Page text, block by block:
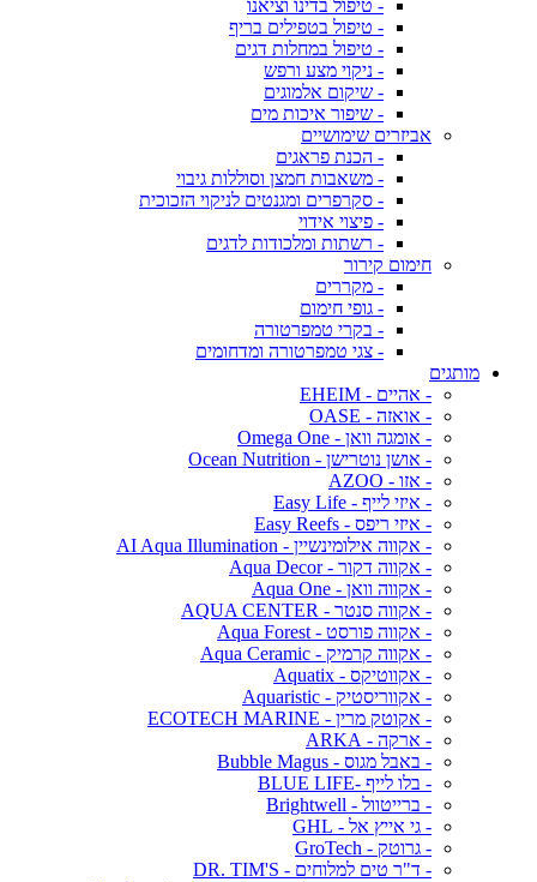
- טיפול בדינו וציאנו
- טיפול בטפילים בריף
- טיפול במחלות דגים
- ניקוי מצע ורפש
- שיקום אלמוגים
- שיפור איכות מים
אביזרים שימושיים
- הכנת פראגים
- משאבות חמצן וסוללות גיבוי
- סקרפרים ומגנטים לניקוי הזכוכית
- פיצוי אידוי
- רשתות ומלכודות לדגים
חימום קירור
- מקררים
- גופי חימום
- בקרי טמפרטורה
- צגי טמפרטורה ומדחומים
מותגים
- אהיים - EHEIM
- אואזה - OASE
- אומגה וואן - Omega One
- אושן נוטרישן - Ocean Nutrition
- אזו - AZOO
- איזי לייף - Easy Life
- איזי ריפס - Easy Reefs
- אקווה אילומינשיין - AI Aqua Illumination
- אקווה דקור - Aqua Decor
- אקווה וואן - Aqua One
- אקווה סנטר - AQUA CENTER
- אקווה פורסט - Aqua Forest
- אקווה קרמיק - Aqua Ceramic
- אקווטיקס - Aquatix
- אקווריסטיק - Aquaristic
- אקוטק מרין - ECOTECH MARINE
- ארקה - ARKA
- באבל מגוס - Bubble Magus
- בלו לייף -BLUE LIFE
- ברייטוול - Brightwell
- גי אייץ אל - GHL
- גרוטק - GroTech
- ד"ר טים למלוחים - DR. TIM'S